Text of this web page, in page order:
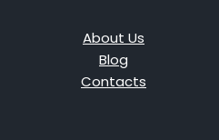
About Us
Blog
Contacts